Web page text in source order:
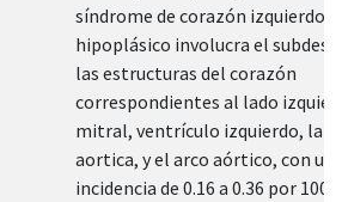
síndrome de corazón izquierdo
hipoplásico involucra el
las estructuras del corazón
correspondientes al lado
mitral, ventrículo izquierdo, la
aortica, y el arco aórtico, con
incidencia de 0.16 a 0.36 por 1000